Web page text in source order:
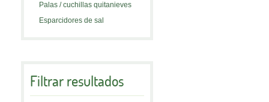
Palas / cuchillas quitanieves
Esparcidores de sal
Filtrar resultados